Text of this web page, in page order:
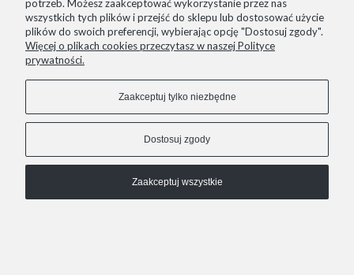
potrzeb. Możesz zaakceptować wykorzystanie przez nas
wszystkich tych plików i przejść do sklepu lub dostosować użycie
plików do swoich preferencji, wybierając opcję "Dostosuj zgody".
Więcej o plikach cookies przeczytasz w naszej Polityce
prywatności.
Zaakceptuj tylko niezbędne
Dostosuj zgody
Zaakceptuj wszystkie